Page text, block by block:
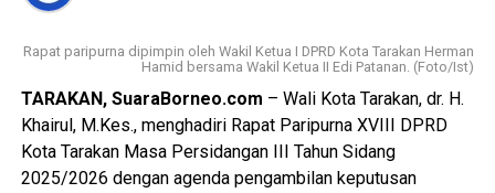
mengakselerasi berbagai program prioritas pemerintah
pemerintah kota saat ini.
Wali Kota juga mengajak Forkopimda, perangkat daerah
dan lainnya untuk terus memperkuat sinergi dalam
mendukung pelaksanaan tugas Sekretaris Daerah
Rapat paripurna dipimpin oleh Wakil Ketua I DPRD Kota Tarakan Herman
Hamid bersama Wakil Ketua II Edi Patanan. (Foto/Ist)
TARAKAN, SuaraBorneo.com – Wali Kota Tarakan, dr. H.
Khairul, M.Kes., menghadiri Rapat Paripurna XVIII DPRD
Kota Tarakan Masa Persidangan III Tahun Sidang
2025/2026 dengan agenda pengambilan keputusan